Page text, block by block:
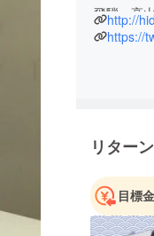
飛騨・高
うに頑張
http://
https://
リター
目標